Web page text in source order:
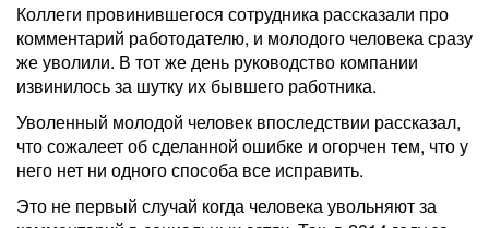
Коллеги провинившегося сотрудника рассказали про
комментарий работодателю, и молодого человека сразу
же уволили. В тот же день руководство компании
извинилось за шутку их бывшего работника.
Уволенный молодой человек впоследствии рассказал,
что сожалеет об сделанной ошибке и огорчен тем, что у
него нет ни одного способа все исправить.
Это не первый случай когда человека увольняют за